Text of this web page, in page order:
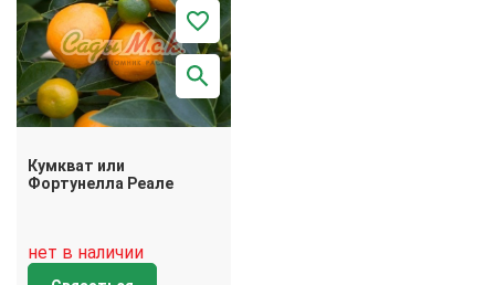
Кумкват или
Фортунелла Реале
нет в наличии